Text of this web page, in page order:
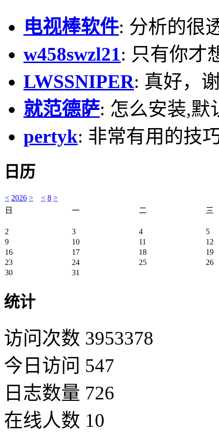
电视棒软件: 分析的很
w458swzl21 : 只有你才
LWSSNIPER: 真好，
就范德萨: 怎么安装,默
pertyk: 非常有用的技
日历
< 2026 > < 8 >
日
一 二 三
2 3 4
5
9
10 11
12
16
17 18
19
23
24 25
26
30
31
统计
访问次数 3953378
今日访问 547
日志数量 726
在线人数 10